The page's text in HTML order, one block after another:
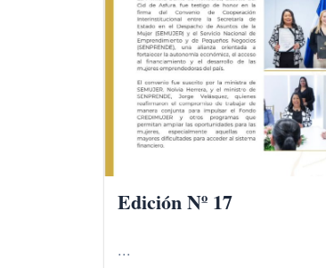
Edición Nº 17
...